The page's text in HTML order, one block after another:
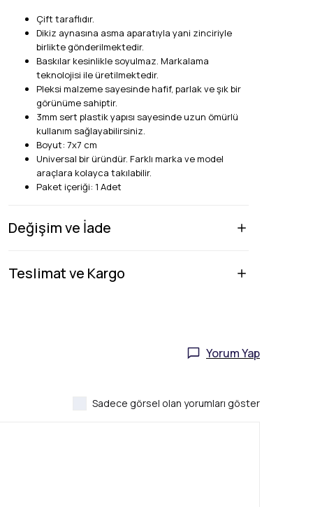
Çift taraflıdır.
Dikiz aynasına asma aparatıyla yani zinciriyle
birlikte gönderilmektedir.
Baskılar kesinlikle soyulmaz. Markalama
teknolojisi ile üretilmektedir.
Pleksi malzeme sayesinde hafif, parlak ve şık bir
görünüme sahiptir.
3mm sert plastik yapısı sayesinde uzun ömürlü
kullanım sağlayabilirsiniz.
Boyut: 7x7 cm
Universal bir üründür. Farklı marka ve model
araçlara kolayca takılabilir.
Paket içeriği: 1 Adet
Değişim ve İade
Teslimat ve Kargo
Yorum Yap
Sadece görsel olan yorumları göster